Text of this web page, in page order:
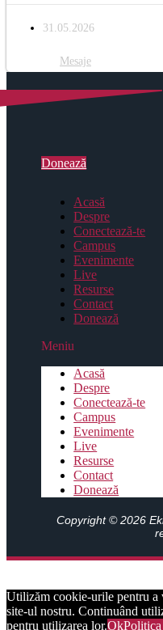
31.05.2026
Mesaje
Donează
Acasă
Despre
Conectează-te
Campus
Evenimente
Live
Resurse
Contact
Donează
Meniu
Acasă
Despre
Conectează-te
Campus
Evenimente
Live
Resurse
Contact
Donează
Copyright © 2026
Utilizăm cookie-urile pentru a
site-ul nostru. Continuând
pentru utilizarea lor.Ok